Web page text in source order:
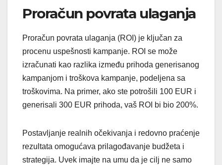
Proračun povrata ulaganja
Proračun povrata ulaganja (ROI) je ključan za
procenu uspešnosti kampanje. ROI se može
izračunati kao razlika između prihoda generisanog
kampanjom i troškova kampanje, podeljena sa
troškovima. Na primer, ako ste potrošili 100 EUR i
generisali 300 EUR prihoda, vaš ROI bi bio 200%.
Postavljanje realnih očekivanja i redovno praćenje
rezultata omogućava prilagođavanje budžeta i
strategija. Uvek imajte na umu da je cilj ne samo